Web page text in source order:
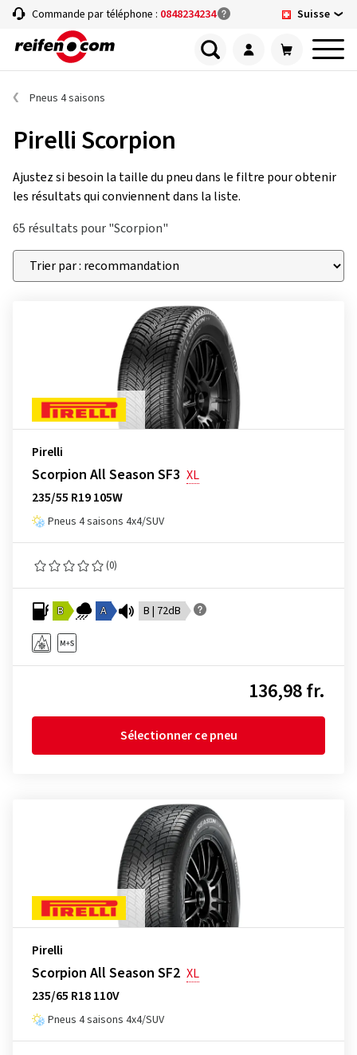
Commande par téléphone : 0848234234 Suisse
Pneus 4 saisons
Pirelli Scorpion
Ajustez si besoin la taille du pneu dans le filtre pour obtenir
les résultats qui conviennent dans la liste.
65 résultats pour "Scorpion"
Pirelli
Scorpion All Season SF3 XL
235/55 R19 105W
Pneus 4 saisons 4x4/SUV
(0)
B A B | 72dB
136,98 fr.
Sélectionner ce pneu
Pirelli
Scorpion All Season SF2 XL
235/65 R18 110V
Pneus 4 saisons 4x4/SUV